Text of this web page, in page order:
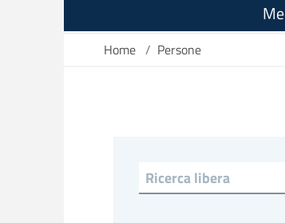
Home / Persone
Ricerca libera